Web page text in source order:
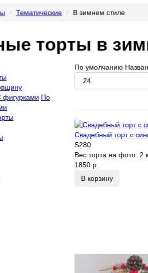
Тематические В зимнем стиле
торты в
фигурками По
По умолчанию
Свадебный торт с
S280
Вес торта на фото: 2
1850 р.
В корзину